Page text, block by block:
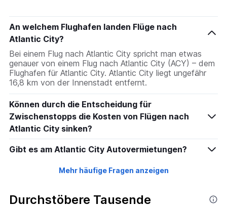
chart
has
1
axis
displaying
values.
Range:
0
to
30.
An welchem Flughafen landen Flüge nach
Atlantic City?
Bei einem Flug nach Atlantic City spricht man etwas
genauer von einem Flug nach Atlantic City (ACY) – dem
Flughafen für Atlantic City. Atlantic City liegt ungefähr
16,8 km von der Innenstadt entfernt.
Können durch die Entscheidung für
Zwischenstopps die Kosten von Flügen nach
Atlantic City sinken?
Gibt es am Atlantic City Autovermietungen?
Mehr häufige Fragen anzeigen
Durchstöbere Tausende